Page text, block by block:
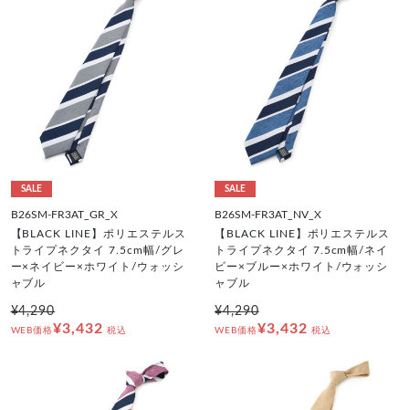
SALE
B26SM-FR3AT_GR_X
【BLACK LINE】ポリエステルス
トライプネクタイ 7.5cm幅/グレ
ー×ネイビー×ホワイト/ウォッシ
ャブル
¥4,290
WEB価格¥3,432 税込
SALE
B26SM-FR3AT_NV_X
【BLACK LINE】ポリエステルス
トライプネクタイ 7.5cm幅/ネイ
ビー×ブルー×ホワイト/ウォッシ
ャブル
¥4,290
WEB価格¥3,432 税込